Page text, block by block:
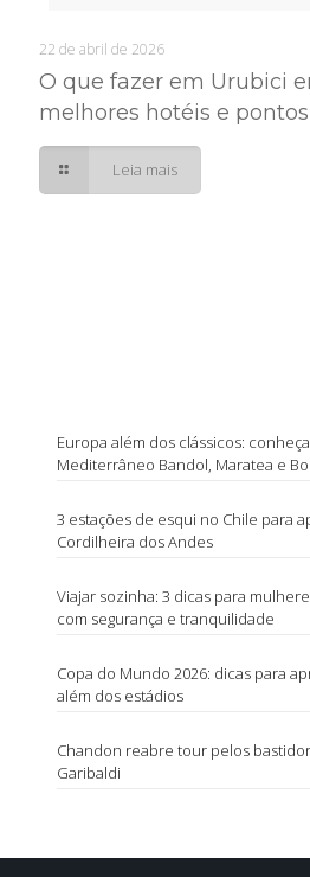
22 de abril de 2026
O que fazer em Urubici
melhores hotéis e
Leia mais
Europa além dos clássicos:
Mediterrâneo Bandol, Maratea e
3 estações de esqui no Chile para
Cordilheira dos Andes
Viajar sozinha: 3 dicas para
com segurança e tranquilidade
Copa do Mundo 2026: dicas para
além dos estádios
Chandon reabre tour pelos
Garibaldi